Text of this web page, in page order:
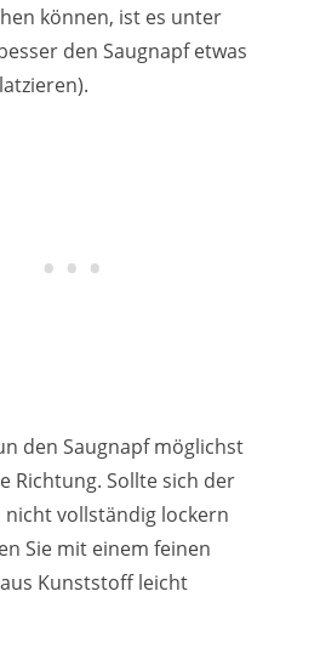
können, ist es unter
den Saugnapf etwas
den Saugnapf möglichst
Richtung. Sollte sich der
nicht vollständig lockern
Sie mit einem feinen
Kunststoff leicht